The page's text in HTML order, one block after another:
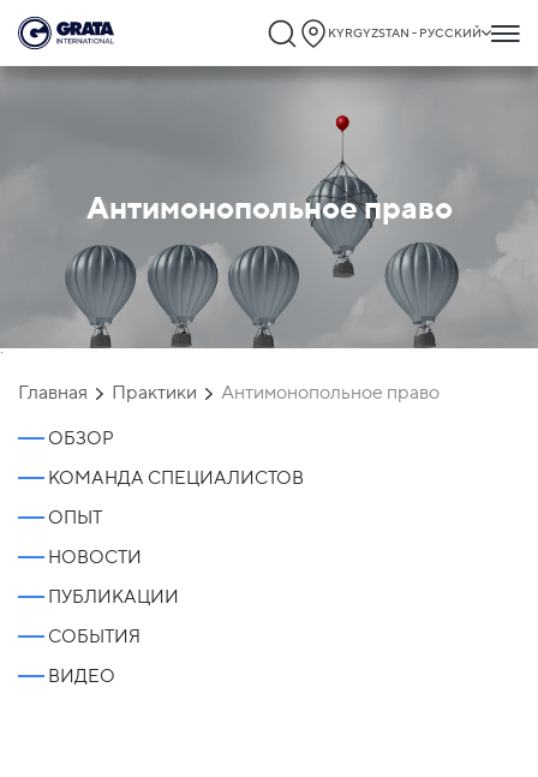
KYRGYZSTAN - РУССКИЙ
Антимонопольное право
`
Главная Практики Антимонопольное право
ОБЗОР
КОМАНДА СПЕЦИАЛИСТОВ
ОПЫТ
НОВОСТИ
ПУБЛИКАЦИИ
СОБЫТИЯ
ВИДЕО